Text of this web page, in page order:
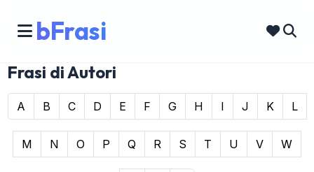
bFrasi
Frasi di Autori
A B C D E F G H I J K L
M N O P Q R S T U V W